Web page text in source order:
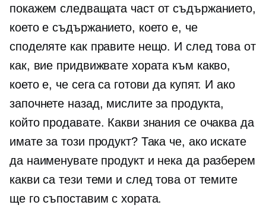
покажем следващата част от съдържанието,
което е съдържанието, което е, че
споделяте как правите нещо. И след това от
как, вие придвижвате хората към какво,
което е, че сега са готови да купят. И ако
започнете назад, мислите за продукта,
който продавате. Какви знания се очаква да
имате за този продукт? Така че, ако искате
да наименувате продукт и нека да разберем
какви са тези теми и след това от темите
ще го съпоставим с хората.